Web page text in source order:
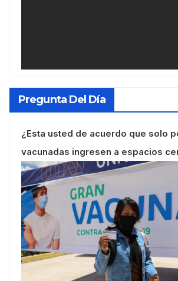
Pregunta Del Día
¿Esta usted de acuerdo que solo
vacunadas ingresen a espacios